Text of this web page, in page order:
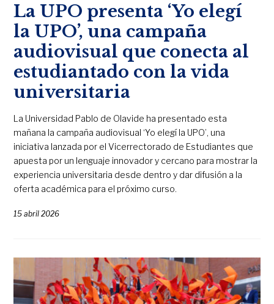
La UPO presenta ‘Yo elegí
la UPO’, una campaña
audiovisual que conecta al
estudiantado con la vida
universitaria
La Universidad Pablo de Olavide ha presentado esta
mañana la campaña audiovisual ‘Yo elegí la UPO’, una
iniciativa lanzada por el Vicerrectorado de Estudiantes que
apuesta por un lenguaje innovador y cercano para mostrar la
experiencia universitaria desde dentro y dar difusión a la
oferta académica para el próximo curso.
15 abril 2026